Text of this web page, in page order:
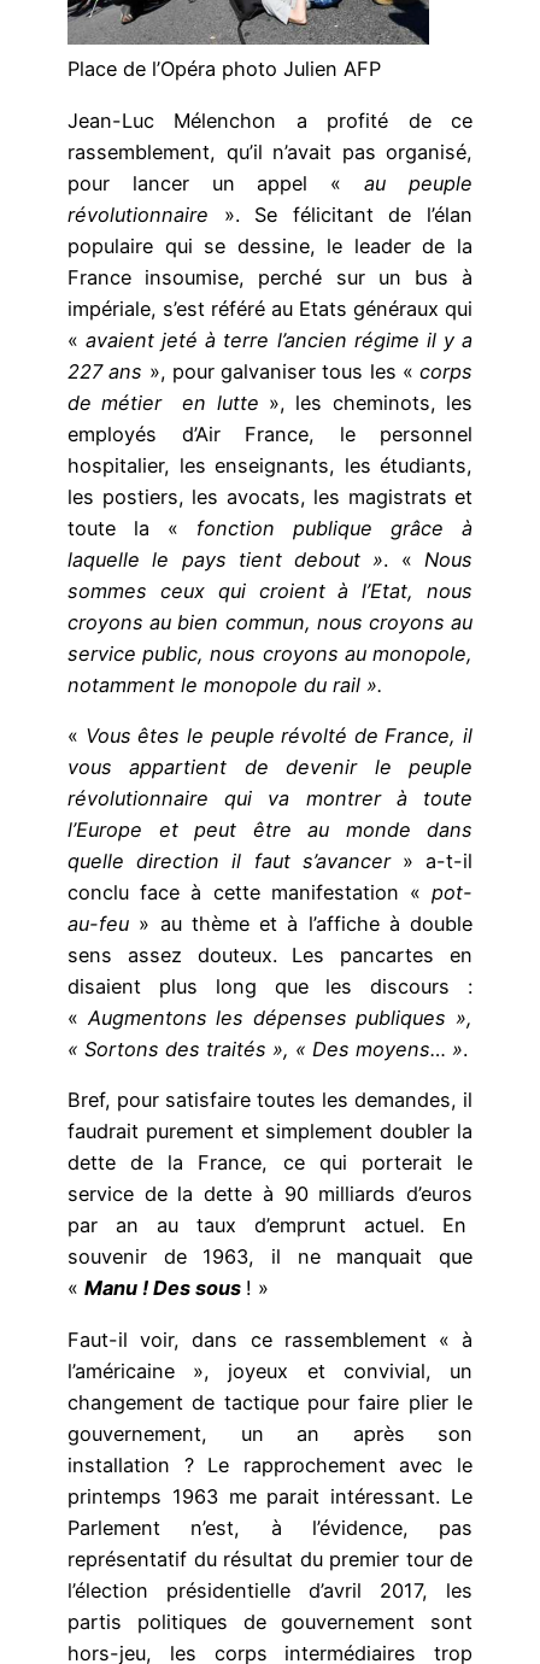
Place de l’Opéra photo Julien AFP
Jean-Luc Mélenchon a profité de ce
rassemblement, qu’il n’avait pas organisé,
pour lancer un appel «au peuple
révolutionnaire ». Se félicitant de l’élan
populaire qui se dessine, le leader de la
France insoumise, perché sur un bus à
impériale, s’est référé au Etats généraux qui
«avaient jeté à terre l’ancien régime il y a
227 ans », pour galvaniser tous les « corps
de métier en lutte », les cheminots, les
employés d’Air France, le personnel
hospitalier, les enseignants, les étudiants,
les postiers, les avocats, les magistrats et
toute la « fonction publique grâce à
laquelle le pays tient debout ». « Nous
sommes ceux qui croient à l’Etat, nous
croyons au bien commun, nous croyons au
service public, nous croyons au monopole,
notamment le monopole du rail ».
« Vous êtes le peuple révolté de France, il
vous appartient de devenir le peuple
révolutionnaire qui va montrer à toute
l’Europe et peut être au monde dans
quelle direction il faut s’avancer » a-t-il
conclu face à cette manifestation « pot-
au-feu » au thème et à l’affiche à double
sens assez douteux. Les pancartes en
disaient plus long que les discours :
«Augmentons les dépenses publiques »,
« Sortons des traités », « Des moyens… ».
Bref, pour satisfaire toutes les demandes, il
faudrait purement et simplement doubler la
dette de la France, ce qui porterait le
service de la dette à 90 milliards d’euros
par an au taux d’emprunt actuel. En
souvenir de 1963, il ne manquait que
« Manu ! Des sous ! »
Faut-il voir, dans ce rassemblement « à
l’américaine », joyeux et convivial, un
changement de tactique pour faire plier le
gouvernement, un an après son
installation ? Le rapprochement avec le
printemps 1963 me parait intéressant. Le
Parlement n’est, à l’évidence, pas
représentatif du résultat du premier tour de
l’élection présidentielle d’avril 2017, les
partis politiques de gouvernement sont
hors-jeu, les corps intermédiaires trop